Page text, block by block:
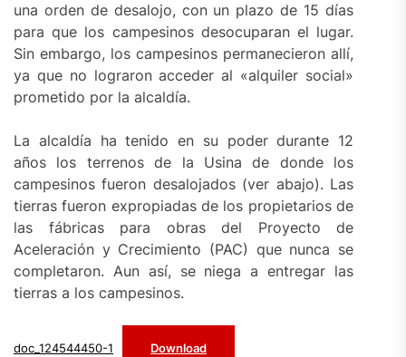
una orden de desalojo, con un plazo de 15 días
para que los campesinos desocuparan el lugar.
Sin embargo, los campesinos permanecieron allí,
ya que no lograron acceder al «alquiler social»
prometido por la alcaldía.
La alcaldía ha tenido en su poder durante 12
años los terrenos de la Usina de donde los
campesinos fueron desalojados (ver abajo). Las
tierras fueron expropiadas de los propietarios de
las fábricas para obras del Proyecto de
Aceleración y Crecimiento (PAC) que nunca se
completaron. Aun así, se niega a entregar las
tierras a los campesinos.
doc_124544450-1 Download